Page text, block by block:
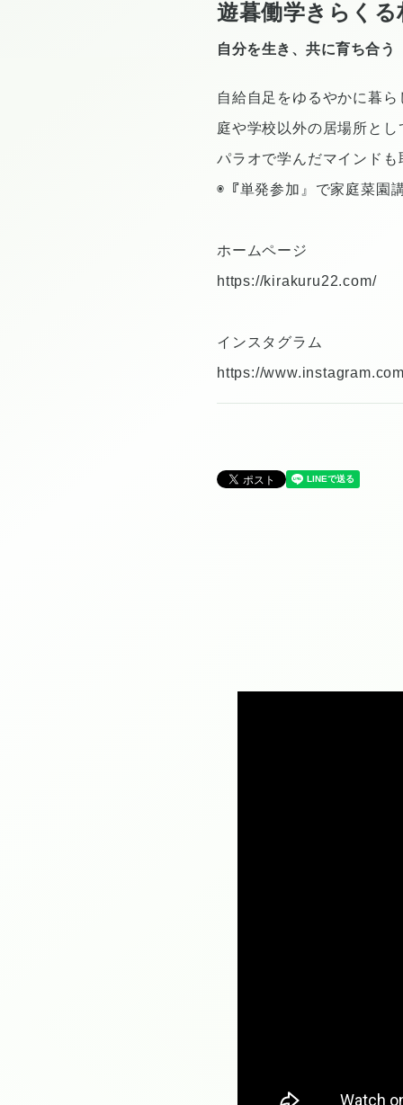
遊暮働学きらく
自分を生き、共に育ち合
自給自足をゆるやかに暮
庭や学校以外の居場所と
パラオで学んだマインドも
◉『単発参加』で家庭菜園
ホームページ
https://kirakuru22.com/
インスタグラム
https://